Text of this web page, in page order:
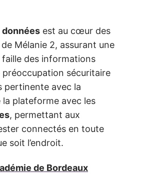
est au cœur des
Mélanie 2, assurant une
des informations
préoccupation sécuritaire
pertinente avec la
plateforme avec les
, permettant aux
connectés en toute
soit l’endroit.
de Bordeaux